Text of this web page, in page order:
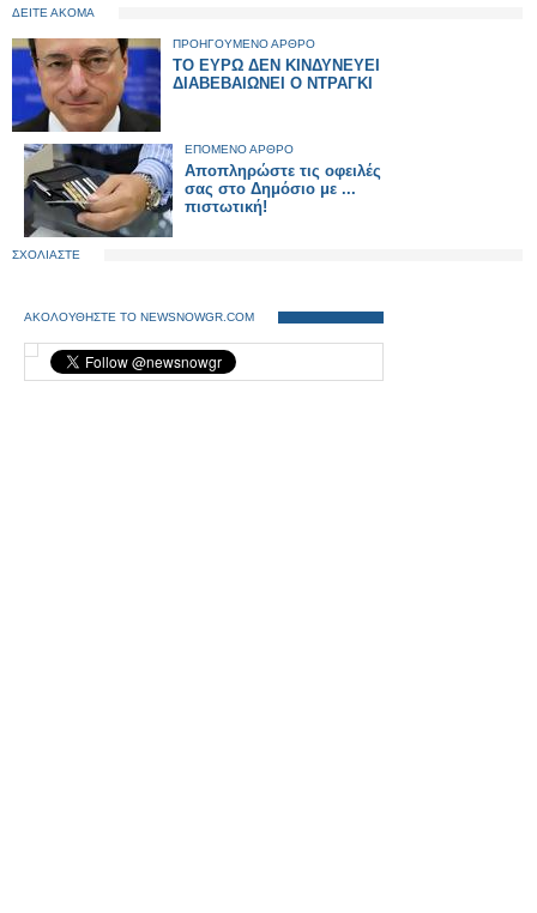
ΔΕΙΤΕ ΑΚΟΜΑ
ΠΡΟΗΓΟΥΜΕΝΟ ΑΡΘΡΟ
ΤΟ ΕΥΡΩ ΔΕΝ ΚΙΝΔΥΝΕΥΕΙ
ΔΙΑΒΕΒΑΙΩΝΕΙ Ο ΝΤΡΑΓΚΙ
ΕΠΟΜΕΝΟ ΑΡΘΡΟ
Αποπληρώστε τις οφειλές
σας στο Δημόσιο με ...
πιστωτική!
ΣΧΟΛΙΑΣΤΕ
ΑΚΟΛΟΥΘΗΣΤΕ ΤΟ NEWSNOWGR.COM